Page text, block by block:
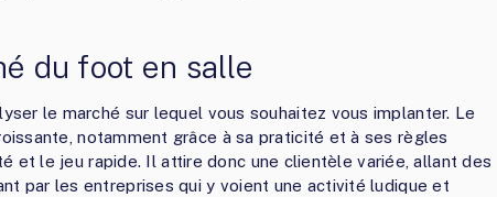
du foot en salle
le marché sur lequel vous souhaitez vous implanter. Le
notamment grâce à sa praticité et à ses règles
et le jeu rapide. Il attire donc une clientèle variée, allant des
par les entreprises qui y voient une activité ludique et